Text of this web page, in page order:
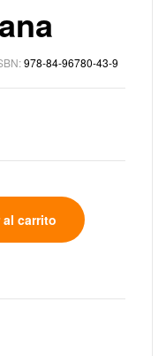
978-84-96780-43-9
carrito